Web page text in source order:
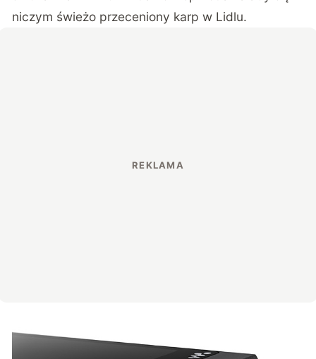
niczym świeżo przeceniony karp w Lidlu.